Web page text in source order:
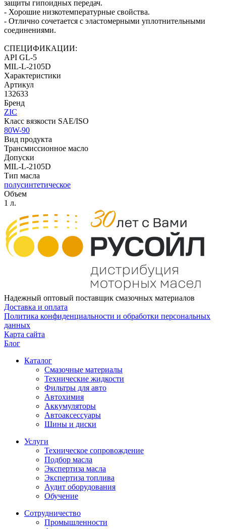
защиты гипоидных передач.
- Хорошие низкотемпературные свойства.
- Отлично сочетается с эластомерными уплотнительными
соединениями.
СПЕЦИФИКАЦИИ:
API GL-5
MIL-L-2105D
Характеристики
Артикул
132633
Бренд
ZIC
Класс вязкости SAE/ISO
80W-90
Вид продукта
Трансмиссионное масло
Допуски
MIL-L-2105D
Тип масла
полусинтетическое
Объем
1 л.
Надежный оптовый поставщик смазочных материалов
Доставка и оплата
Политика конфиденциальности и обработки персональных
данных
Карта сайта
Блог
Каталог
Смазочные материалы
Технические жидкости
Фильтры для авто
Автохимия
Аккумуляторы
Автоаксессуары
Шины и диски
Услуги
Техническое сопровождение
Подбор масла
Экспертиза масла
Экспертиза топлива
Аудит оборудования
Обучение
Сотрудничество
Промышленности